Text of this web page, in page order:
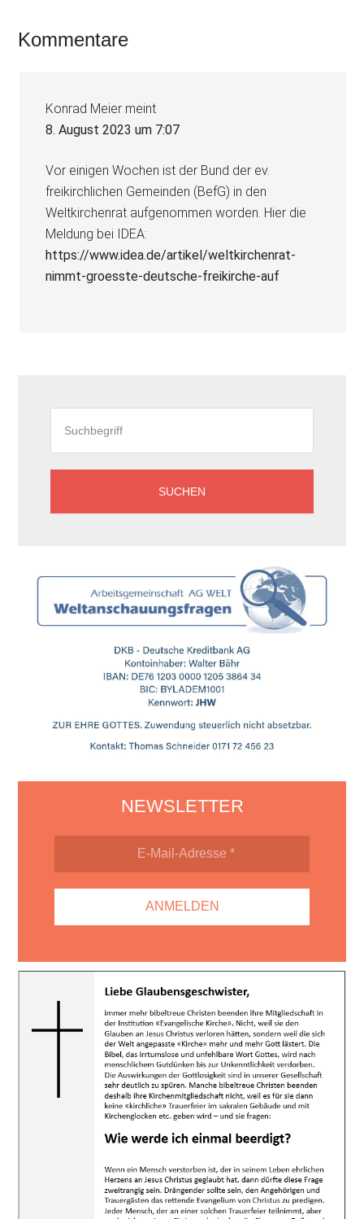
Leser-
Kommentare
Konrad Meier meint
8. August 2023 um 7:07
Vor einigen Wochen ist der Bund der ev.
freikirchlichen Gemeinden (BefG) in den
Weltkirchenrat aufgenommen worden. Hier die
Meldung bei IDEA:
https://www.idea.de/artikel/weltkirchenrat-
nimmt-groesste-deutsche-freikirche-auf
NEWSLETTER